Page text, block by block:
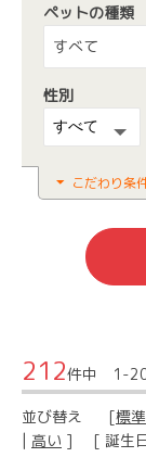
ペットの種類
すべて
性別
こだわり条
212件中 1-20
並び替え [標準
| 高い ] [ 誕生日